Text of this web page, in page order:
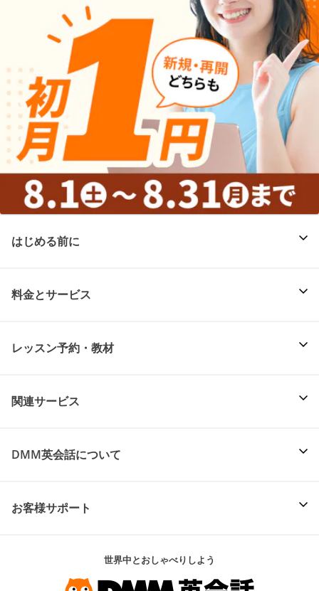
はじめる前に
料金とサービス
レッスン予約・教材
関連サービス
DMM英会話について
お客様サポート
世界中とおしゃべりしよう